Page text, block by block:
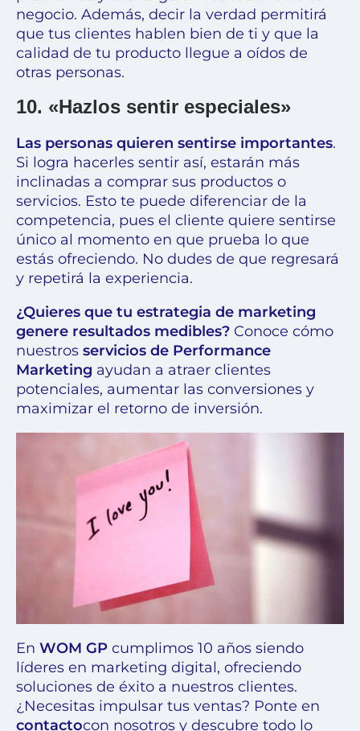
negocio. Además, decir la verdad permitirá
que tus clientes hablen bien de ti y que la
calidad de tu producto llegue a oídos de
otras personas.
10. «Hazlos sentir especiales»
Las personas quieren sentirse importantes.
Si logra hacerles sentir así, estarán más
inclinadas a comprar sus productos o
servicios. Esto te puede diferenciar de la
competencia, pues el cliente quiere sentirse
único al momento en que prueba lo que
estás ofreciendo. No dudes de que regresará
y repetirá la experiencia.
¿Quieres que tu estrategia de marketing
genere resultados medibles? Conoce cómo
nuestros servicios de Performance
Marketing ayudan a atraer clientes
potenciales, aumentar las conversiones y
maximizar el retorno de inversión.
En WOM GP cumplimos 10 años siendo
líderes en marketing digital, ofreciendo
soluciones de éxito a nuestros clientes.
¿Necesitas impulsar tus ventas? Ponte en
contactocon nosotros y descubre todo lo